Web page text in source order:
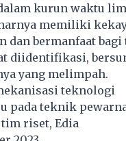
kurun waktu
memiliki
dan bermanfaat bagi
diidentifikasi,
yang melimpah.
teknologi
pada teknik
riset, Edia